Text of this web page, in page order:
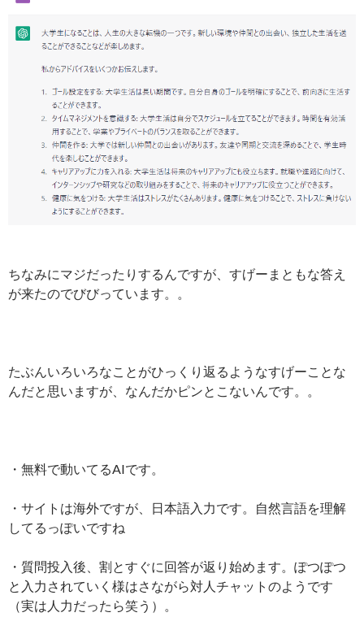
ちなみにマジだったりするんですが、すげーまともな答え
が来たのでびびっています。。
たぶんいろいろなことがひっくり返るようなすげーことな
んだと思いますが、なんだかピンとこないんです。。
・無料で動いてるAIです。
・サイトは海外ですが、日本語入力です。自然言語を理解
してるっぽいですね
・質問投入後、割とすぐに回答が返り始めます。ぽつぽつ
と入力されていく様はさながら対人チャットのようです
（実は人力だったら笑う）。